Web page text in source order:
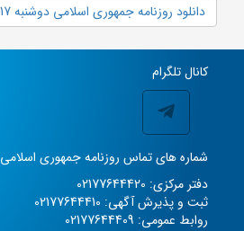
دانلود روزنامه جمهوری اسلامی دوشنبه 1404/06/17 شماره 13176
کانال تلگرام
شماره های تماس روزنامه جمهوری اسلامی
دفتر مرکزی: 02177644420
ثبت و پذیرش آگهی: 02177644410
روابط عمومی: 02177644409